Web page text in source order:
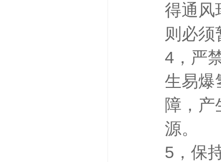
得通
则必
4，严
生易爆
障，产
源。
5，保